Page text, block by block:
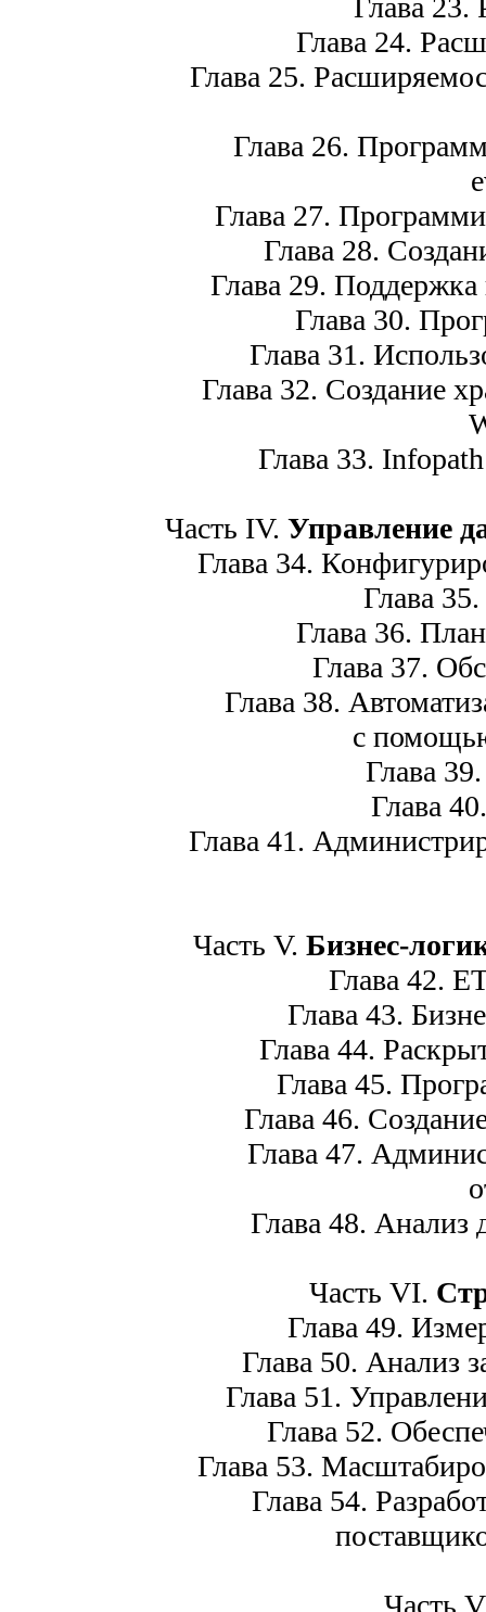
Глава 23.
Глава 24.
Глава 25.
Глава 26.
Глава 27.
Глава 28.
Глава 29. Поддержка
Глава 30.
Глава 31.
Глава 32. Создание
Глава 33.
Часть IV. Управление
Глава 34.
Глава 35.
Глава 36.
Глава 37.
Глава 38.
с
Глава
Глава
Глава 41.
Часть V. Бизнес-
Глава 42.
Глава 43.
Глава 44.
Глава 45.
Глава 46.
Глава 47.
Глава 48. Анализ
Часть VI.
Глава 49.
Глава 50. Анализ
Глава 51.
Глава 52.
Глава 53.
Глава 54.
Часть